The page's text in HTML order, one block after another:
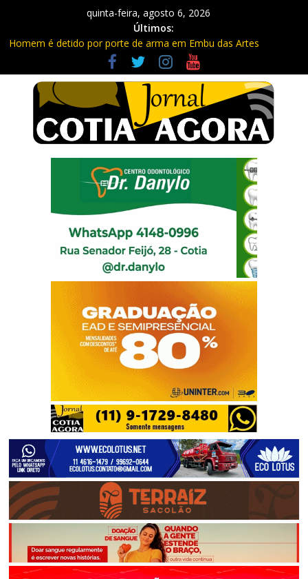
quinta-feira, agosto 6, 2026
Últimos:
Homem é detido por porte de arma em Embu das Artes
Carretas da Capacitação trazem cursos gratuitos para Cotia e
Vargem Grande
Traficante é preso com quase 400 porções de drogas no Jardim
Rosemeire
Radares de Cotia vão passar por manutenção e vias serão
interditadas